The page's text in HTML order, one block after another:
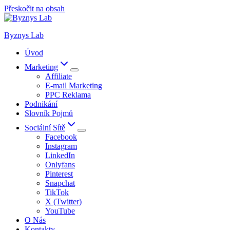
Přeskočit na obsah
Byznys Lab
Úvod
Marketing
Affiliate
E-mail Marketing
PPC Reklama
Podnikání
Slovník Pojmů
Sociální Sítě
Facebook
Instagram
LinkedIn
Onlyfans
Pinterest
Snapchat
TikTok
X (Twitter)
YouTube
O Nás